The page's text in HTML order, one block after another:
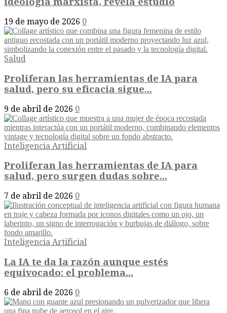
19 de mayo de 2026 0
Salud
Proliferan las herramientas de IA para
salud, pero su eficacia sigue...
9 de abril de 2026 0
Inteligencia Artificial
Proliferan las herramientas de IA para
salud, pero surgen dudas sobre...
7 de abril de 2026 0
Inteligencia Artificial
La IA te da la razón aunque estés
equivocado: el problema...
6 de abril de 2026 0